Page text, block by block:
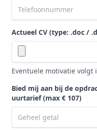
Actueel CV (type: .doc /
Eventuele motivatie volgt
Bied mij aan bij de
uurtarief(max € 107)